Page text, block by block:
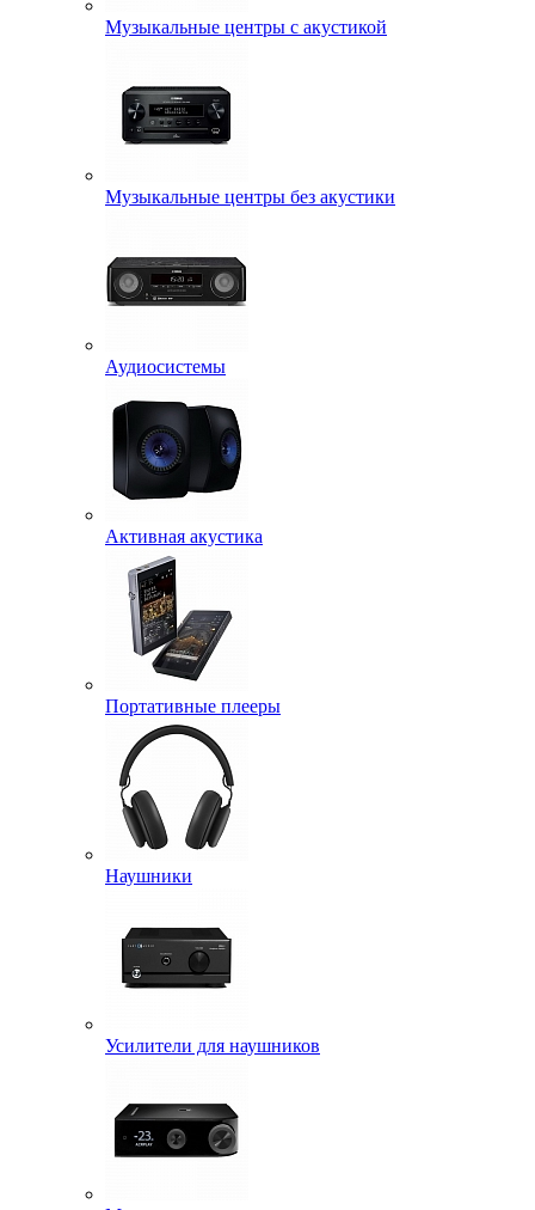
Музыкальные центры с акустикой
Музыкальные центры без акустики
Аудиосистемы
Активная акустика
Портативные плееры
Наушники
Усилители для наушников